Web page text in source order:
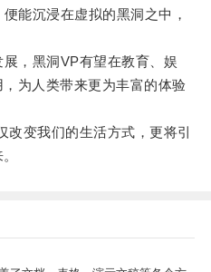
沉浸在虚拟的黑洞之中，
，黑洞VP有望在教育、娱
为人类带来更为丰富的体验
变我们的生活方式，更将引